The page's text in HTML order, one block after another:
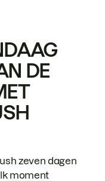
DE
zeven dagen
moment